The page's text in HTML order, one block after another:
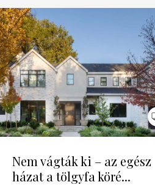
Nem vágták ki – az egész
házat a tölgyfa köré...